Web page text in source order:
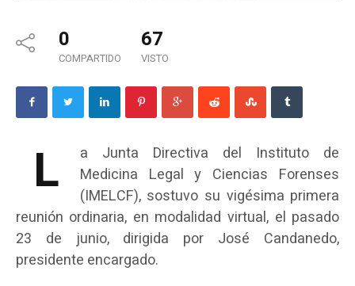
0
COMPARTIDO
67
VISTO
L
a Junta Directiva del Instituto de
Medicina Legal y Ciencias Forenses
(IMELCF), sostuvo su vigésima primera
reunión ordinaria, en modalidad virtual, el pasado
23 de junio, dirigida por José Candanedo,
presidente encargado.